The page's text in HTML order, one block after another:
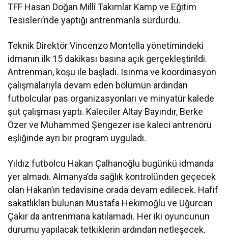
TFF Hasan Doğan Millî Takımlar Kamp ve Eğitim
Tesisleri’nde yaptığı antrenmanla sürdürdü.
Teknik Direktör Vincenzo Montella yönetimindeki
idmanın ilk 15 dakikası basına açık gerçekleştirildi.
Antrenman, koşu ile başladı. Isınma ve koordinasyon
çalışmalarıyla devam eden bölümün ardından
futbolcular pas organizasyonları ve minyatür kalede
şut çalışması yaptı. Kaleciler Altay Bayındır, Berke
Özer ve Muhammed Şengezer ise kaleci antrenörü
eşliğinde ayrı bir program uyguladı.
Yıldız futbolcu Hakan Çalhanoğlu bugünkü idmanda
yer almadı. Almanya’da sağlık kontrolünden geçecek
olan Hakan’ın tedavisine orada devam edilecek. Hafif
sakatlıkları bulunan Mustafa Hekimoğlu ve Uğurcan
Çakır da antrenmana katılamadı. Her iki oyuncunun
durumu yapılacak tetkiklerin ardından netleşecek.